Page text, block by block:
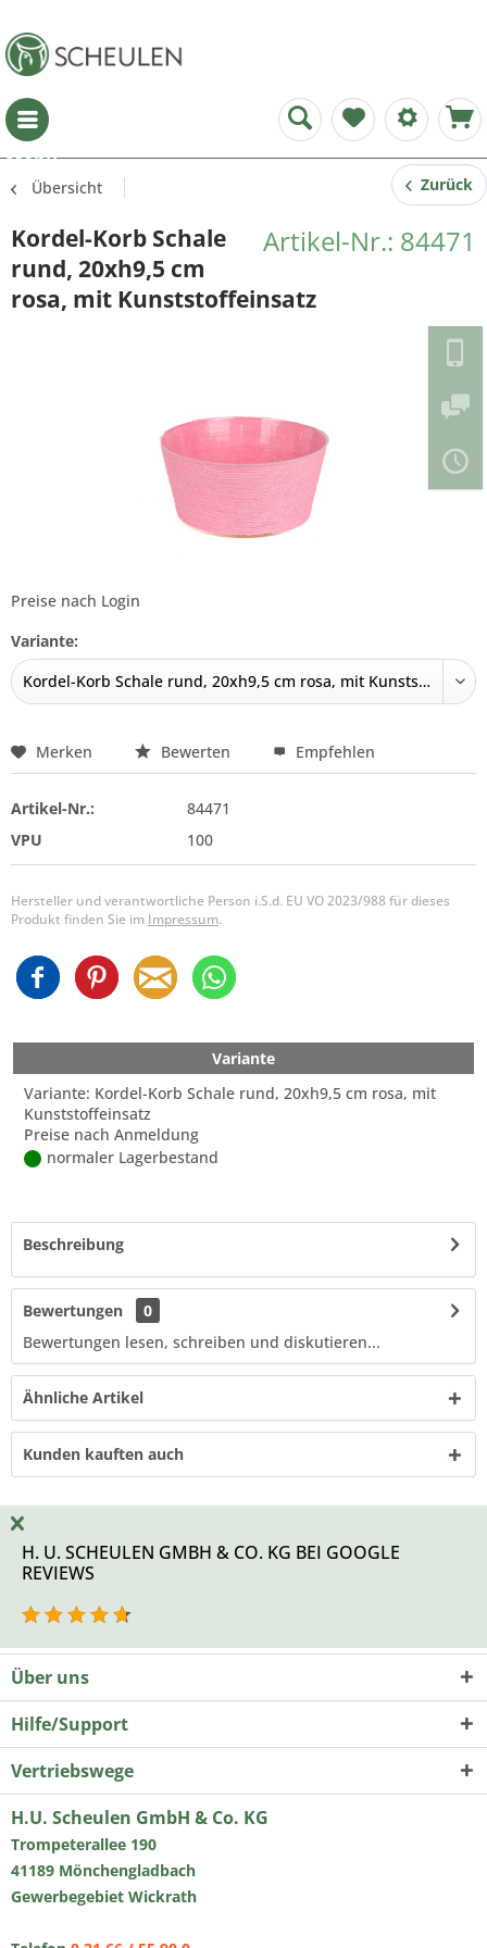
Menü
Übersicht Zurück
Artikel-Nr.: 84471
Kordel-Korb Schale
rund, 20xh9,5 cm
rosa, mit Kunststoffeinsatz
Preise nach Login
Variante:
Merken Bewerten Empfehlen
Artikel-Nr.:
84471
VPU
100
Hersteller und verantwortliche Person i.S.d. EU VO 2023/988 für dieses
Produkt finden Sie im Impressum.
Variante
Variante: Kordel-Korb Schale rund, 20xh9,5 cm rosa, mit
Kunststoffeinsatz
Preise nach Anmeldung
normaler Lagerbestand
Beschreibung
Bewertungen
0
Bewertungen lesen, schreiben und diskutieren...
Ähnliche Artikel
Kunden kauften auch
H. U. SCHEULEN GMBH & CO. KG BEI GOOGLE
REVIEWS
Über uns
Hilfe/Support
Vertriebswege
H.U. Scheulen GmbH & Co. KG
Trompeterallee 190
41189 Mönchengladbach
Gewerbegebiet Wickrath